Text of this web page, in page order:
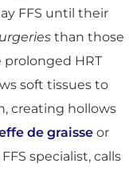
FFS until their
than those
prolonged HRT
soft tissues to
creating hollows
de graisse or
specialist, calls